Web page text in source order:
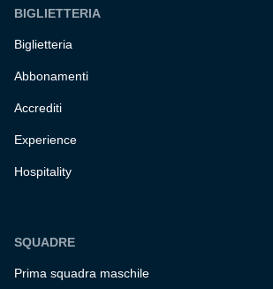
BIGLIETTERIA
Biglietteria
Abbonamenti
Accrediti
Experience
Hospitality
SQUADRE
Prima squadra maschile